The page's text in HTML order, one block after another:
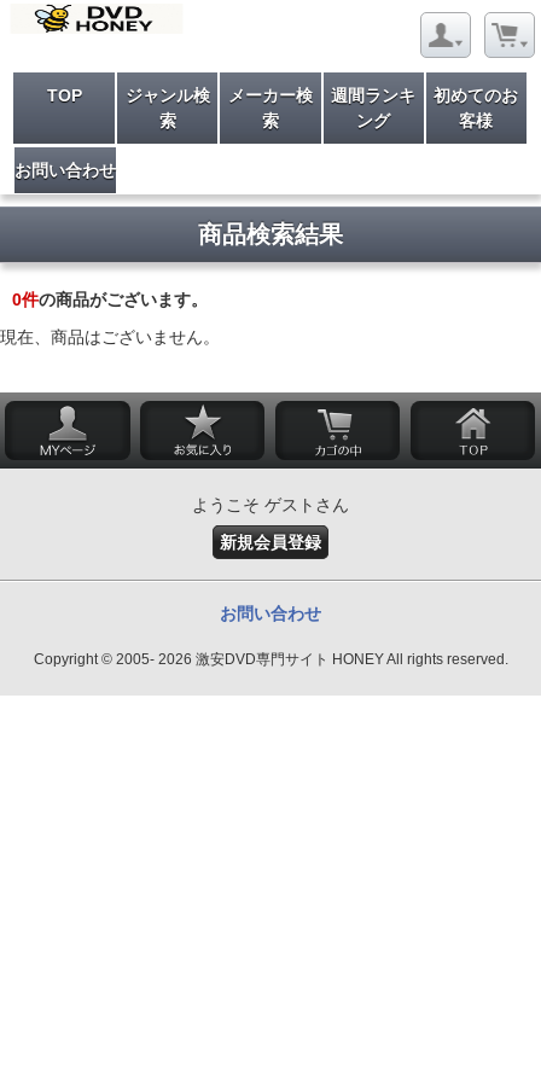
TOP
ジャンル検
索
メーカー検
索
週間ランキ
ング
初めてのお
客様
お問い合わせ
商品検索結果
0件の商品がございます。
現在、商品はございません。
ようこそ ゲストさん
新規会員登録
お問い合わせ
Copyright © 2005- 2026 激安DVD専門サイト HONEY All rights reserved.